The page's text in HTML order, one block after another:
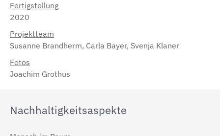
Fertigstellung
2020
Projektteam
Susanne Brandherm, Carla Bayer, Svenja Klaner
Fotos
Joachim Grothus
Nachhaltigkeitsaspekte